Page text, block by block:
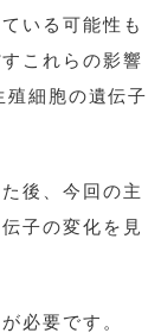
いる可能性も
これらの影響
細胞の遺伝子
後、今回の主
子の変化を見
必要です。